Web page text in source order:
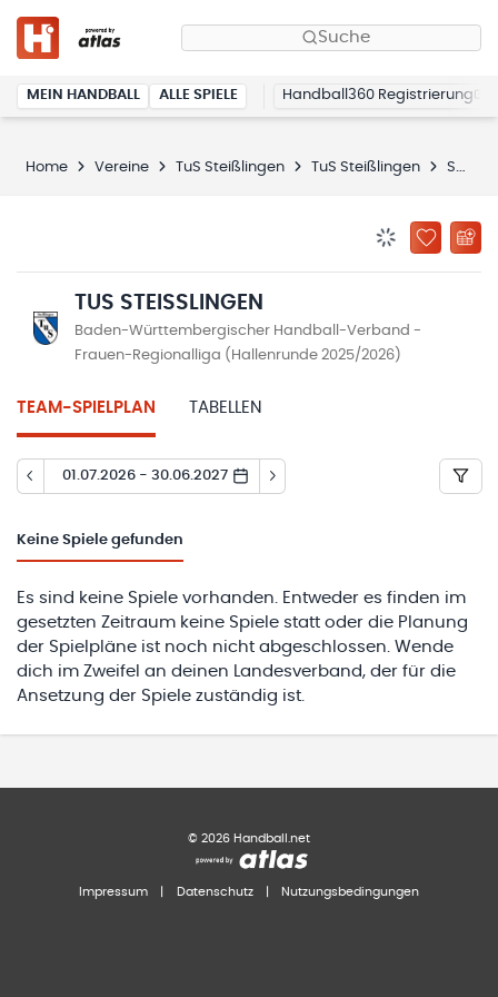
Suche
MEIN HANDBALL ALLE SPIELE Handball360 Registrierung
Home Vereine TuS Steißlingen TuS Steißlingen Spielplan
ZU
TUS STEISSLINGEN
Baden-Württembergischer Handball-Verband -
Frauen-Regionalliga (Hallenrunde 2025/2026)
TEAM-SPIELPLAN TABELLEN
01.07.2026 - 30.06.2027
Keine Spiele gefunden
Es sind keine Spiele vorhanden. Entweder es finden im
gesetzten Zeitraum keine Spiele statt oder die Planung
der Spielpläne ist noch nicht abgeschlossen. Wende
dich im Zweifel an deinen Landesverband, der für die
Ansetzung der Spiele zuständig ist.
© 2026 Handball.net
Impressum Datenschutz Nutzungsbedingungen